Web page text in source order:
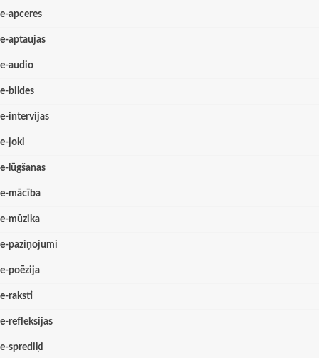
e-apceres
e-aptaujas
e-audio
e-bildes
e-intervijas
e-joki
e-lūgšanas
e-mācība
e-mūzika
e-paziņojumi
e-poēzija
e-raksti
e-refleksijas
e-sprediķi